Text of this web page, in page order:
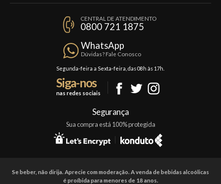
Política de Privacidade
Trocas e Devoluções
Formas de Pagamento
CENTRAL DE ATENDIMENTO
0800 721 1875
WhatsApp
Dúvidas? Fale Conosco
Segunda-feira a Sexta-feira, das 08h às 17h.
Siga-nos
nas redes sociais
Segurança
Sua compra está 100% protegida
Se beber, não dirija. Aprecie com moderação. A venda de bebidas alcoólicas
é proíbida para menores de 18 anos.